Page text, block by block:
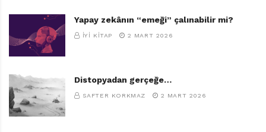
Yapay zekânın “emeği” çalınabilir mi?
İYI KITAP 2 MART 2026
Distopyadan gerçeğe…
SAFTER KORKMAZ 2 MART 2026